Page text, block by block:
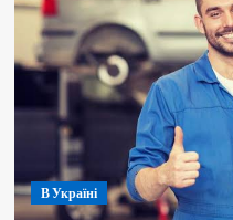
В Україні